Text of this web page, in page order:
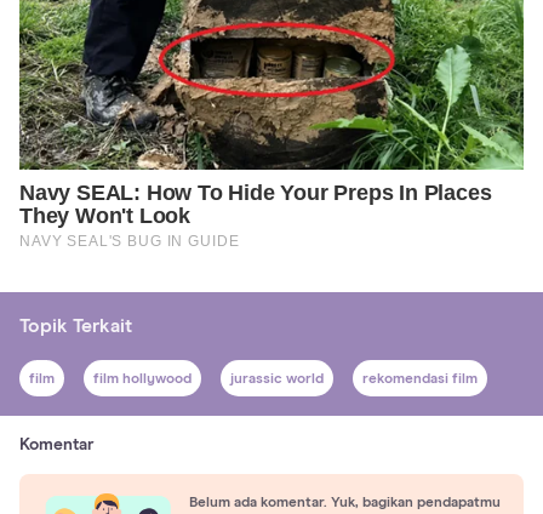
Topik Terkait
film film hollywood jurassic world rekomendasi film
Komentar
Belum ada komentar. Yuk, bagikan pendapatmu